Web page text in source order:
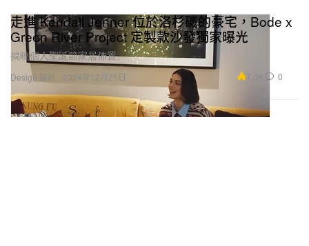
Design 設計
走進 Kendall Jenner 位於洛杉磯的豪宅，Bode x
Green River Project 定製款沙發獨家曝光
揭曉個人聖誕節家居佈置。
2024年12月25日 7.0K 0